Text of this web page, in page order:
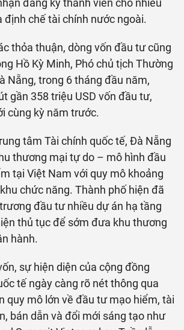
đăng ký thành viên cho nhiều
định chế tài chính nước ngoài.
thỏa thuận, dòng vốn đầu tư cũng
Hồ Kỳ Minh, Phó chủ tịch Thường
Nẵng, trong 6 tháng đầu năm,
gần 358 triệu USD vốn đầu tư,
cùng kỳ năm trước.
tâm Tài chính quốc tế, Đà Nẵng
thương mại tự do – mô hình đầu
tại Việt Nam với quy mô khoảng
chức năng. Thành phố hiện đã
đầu tư nhiều dự án hạ tầng
thủ tục để sớm đưa khu thương
hành.
sự hiện diện của cộng đồng
tế ngày càng rõ nét thông qua
quy mô lớn về đầu tư mạo hiểm, tài
bán dẫn và đổi mới sáng tạo như